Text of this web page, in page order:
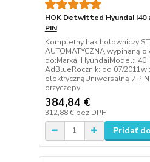
HOK Detwitted Hyundai i40
PIN
Kompletny hak holowniczy
AUTOMATYCZNĄ wypinaną
do:Marka: HyundaiModel: i40
AdBlueRocznik: od 07/2011w
elektrycznąUniwersalną 7
przyczepy
384,84 €
312,88 € bez DPH
Pridať